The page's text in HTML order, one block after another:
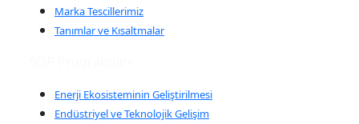
Marka Tescillerimiz
Tanımlar ve Kısaltmalar
Enerji Ekosisteminin Geliştirilmesi
Endüstriyel ve Teknolojik Gelişim